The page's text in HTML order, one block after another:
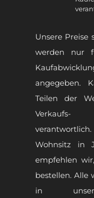
Unsere
werden nur
angegeben.
Teilen der
Wohnsitz in
empfehlen
bestellen. Alle
in